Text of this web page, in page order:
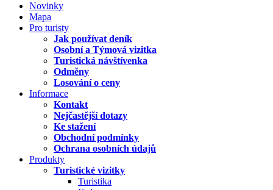
Novinky
Mapa
Pro turisty
Jak používat deník
Osobní a Týmová vizitka
Turistická návštívenka
Odměny
Losování o ceny
Informace
Kontakt
Nejčastější dotazy
Ke stažení
Obchodní podmínky
Ochrana osobních údajů
Produkty
Turistické vizitky
Turistika